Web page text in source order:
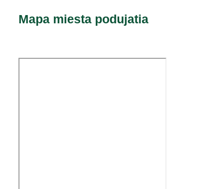
Mapa miesta podujatia​